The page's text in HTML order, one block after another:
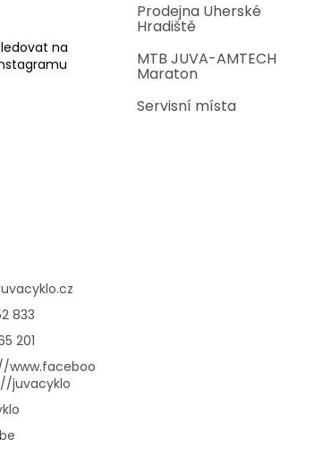
na
Prodejna Uherské
Hradiště
MTB JUVA-AMTECH
Maraton
Servisní místa
833
201
www.faceboo
juvacyklo